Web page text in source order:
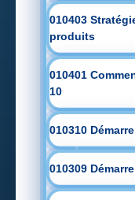
010403
produits
010401
10
010310
010309